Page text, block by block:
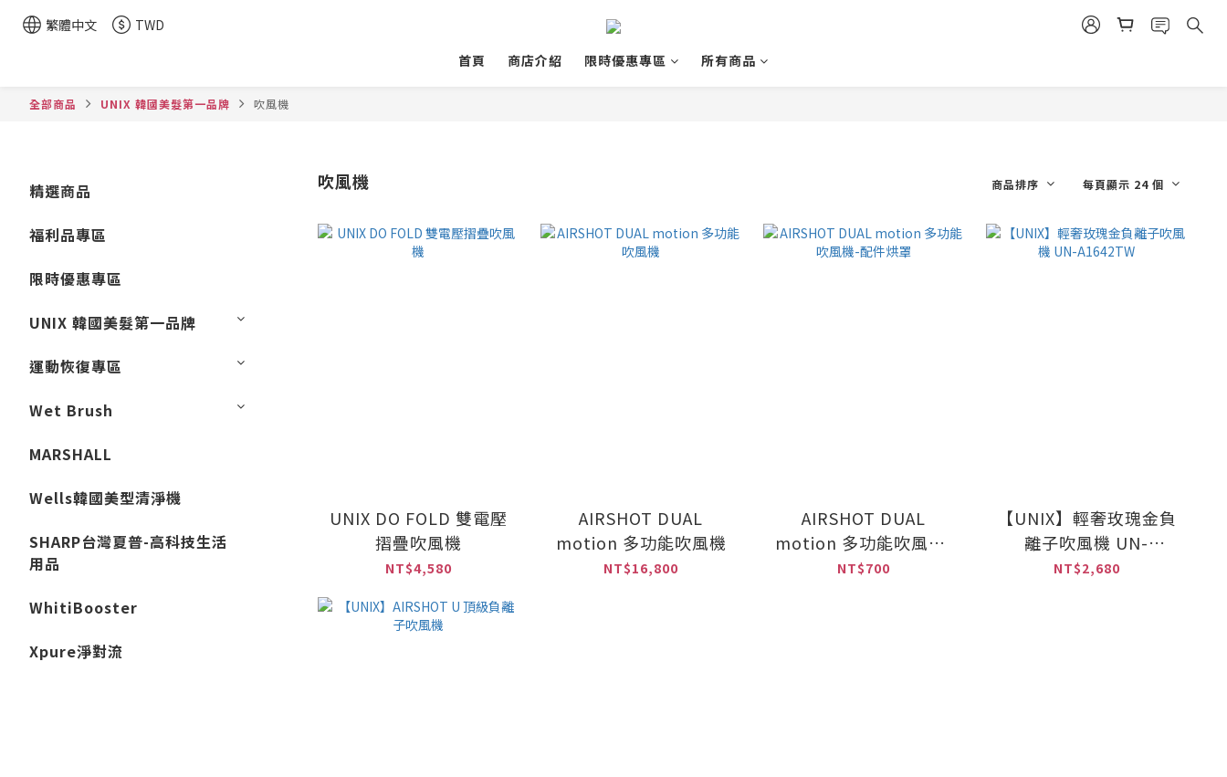
繁體中文
TWD
首頁
商店介紹 限時優惠專區 所有商品
全部商品 UNIX 韓國美髮第一品牌 吹風機
精選商品
福利品專區
限時優惠專區
UNIX 韓國美髮第一品牌
運動恢復專區
Wet Brush
MARSHALL
Wells韓國美型清淨機
SHARP台灣夏普-高科技生活
用品
WhitiBooster
Xpure淨對流
吹風機 商品排序 每頁顯示 24 個
UNIX DO FOLD 雙電壓
摺疊吹風機
NT$4,580
AIRSHOT DUAL
motion 多功能吹風機
NT$16,800
AIRSHOT DUAL
motion 多功能吹風機-
配件烘罩
NT$700
【UNIX】輕奢玫瑰金負
離子吹風機 UN-
A1642TW
NT$2,680